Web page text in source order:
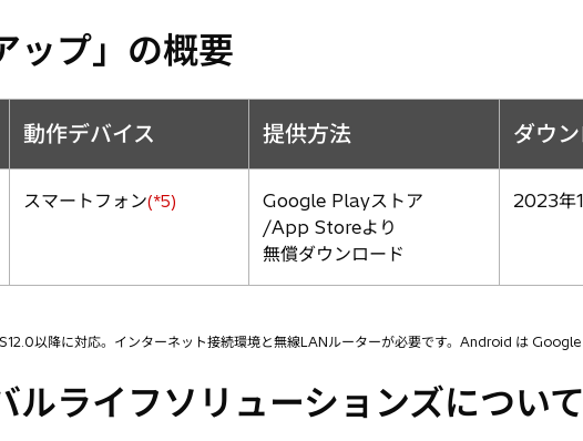
ップ」の概要
動作デバイス 提供方法 ダウ
スマートフォン(*5)
Google Playストア
/App Storeより
無償ダウンロード
2023年
以降に対応。インターネット接続環境と無線LANルーターが必要です。Android は Google
ルライフソリューションズについて